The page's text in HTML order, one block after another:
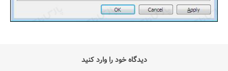
دیدگاه خود را وارد کنید